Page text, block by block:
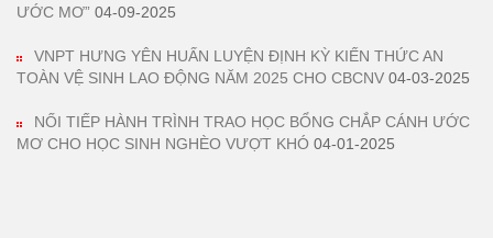
ƯỚC MƠ” 04-09-2025
VNPT HƯNG YÊN HUẤN LUYỆN ĐỊNH KỲ KIẾN THỨC AN
TOÀN VỆ SINH LAO ĐỘNG NĂM 2025 CHO CBCNV 04-03-2025
NỐI TIẾP HÀNH TRÌNH TRAO HỌC BỔNG CHẮP CÁNH ƯỚC
MƠ CHO HỌC SINH NGHÈO VƯỢT KHÓ 04-01-2025